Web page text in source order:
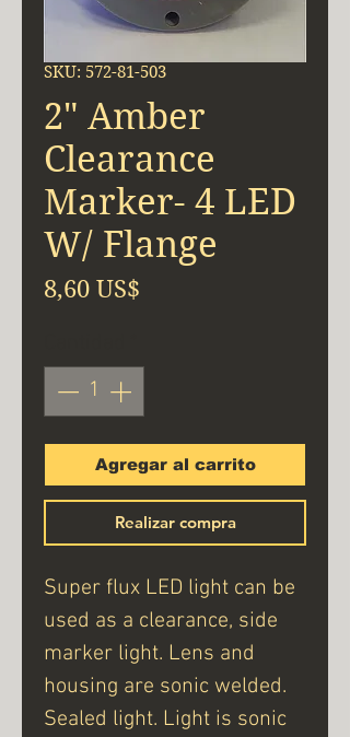
SKU: 572-81-503
2" Amber
Clearance
Marker- 4 LED
W/ Flange
8,60 US$
Agregar al carrito
Realizar compra
Super flux LED light can be
used as a clearance, side
marker light. Lens and
housing are sonic welded.
Sealed light. Light is sonic